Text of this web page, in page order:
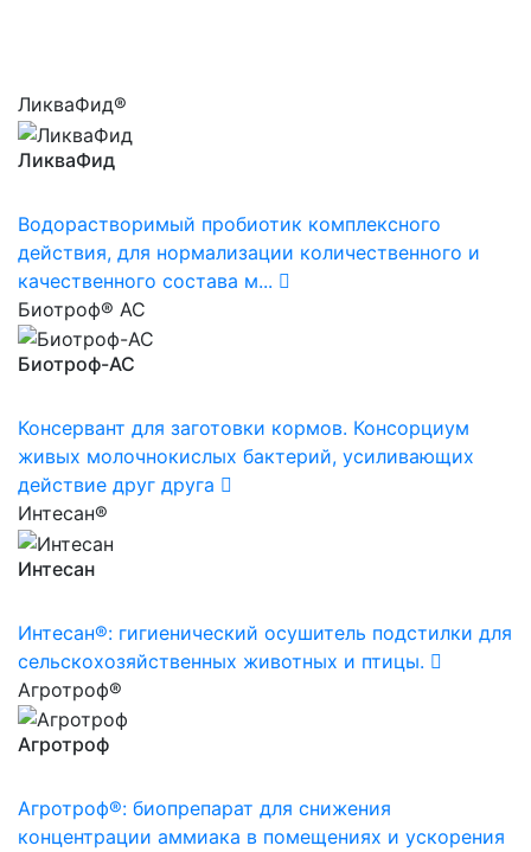
ЛикваФид®
ЛикваФид
Водорастворимый пробиотик комплексного
действия, для нормализации количественного и
качественного состава м...
Биотроф® АС
Биотроф-АС
Консервант для заготовки кормов. Консорциум
живых молочнокислых бактерий, усиливающих
действие друг друга
Интесан®
Интесан
Интесан®: гигиенический осушитель подстилки для
сельскохозяйственных животных и птицы.
Агротроф®
Агротроф
Агротроф®: биопрепарат для снижения
концентрации аммиака в помещениях и ускорения